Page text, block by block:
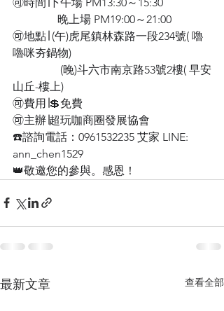
晚上場 PM19:00～21:00
🉑地點∣ (午)虎尾鎮林森路一段234號( 嚕
嚕咪夯鍋物)
(晚)斗六市南京路53號2樓( 早安
山丘-樓上)
🉑費用∣💲免費
🉑主辦∣超玩咖商圈發展協會
☎️諮詢電話：0961532235 艾家 LINE:
ann_chen1529
👑敬邀您的參與。感恩！
最新文章 查看全部